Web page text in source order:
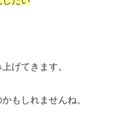
げてきます。
かもしれませんね。